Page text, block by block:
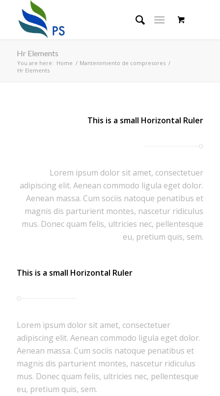
Hr Elements
You are here: Home / Mantenimiento de compresores /
Hr Elements
This is a small Horizontal Ruler
Lorem ipsum dolor sit amet, consectetuer
adipiscing elit. Aenean commodo ligula eget dolor.
Aenean massa. Cum sociis natoque penatibus et
magnis dis parturient montes, nascetur ridiculus
mus. Donec quam felis, ultricies nec, pellentesque
eu, pretium quis, sem.
This is a small Horizontal Ruler
Lorem ipsum dolor sit amet, consectetuer
adipiscing elit. Aenean commodo ligula eget dolor.
Aenean massa. Cum sociis natoque penatibus et
magnis dis parturient montes, nascetur ridiculus
mus. Donec quam felis, ultricies nec, pellentesque
eu, pretium quis, sem.